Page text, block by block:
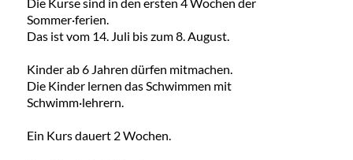
Sommer·ferien.
Das ist vom 14. Juli bis zum 8. August.
Kinder ab 6 Jahren dürfen mitmachen.
Die Kinder lernen das Schwimmen mit
Schwimm·lehrern.
Ein Kurs dauert 2 Wochen.